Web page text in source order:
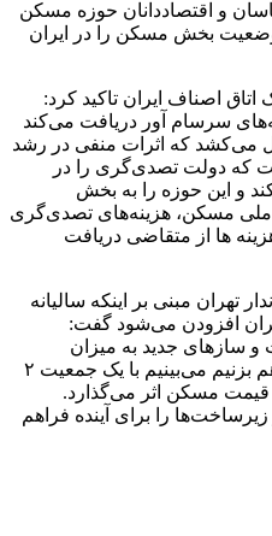
و اقتصاددانان حوزه مسکن
وضعیت بخش مسکن را در ایران
اصناف ایران تاکید کرد:
سرسام آور دریافت می‌کند
می‌کشد که اثرات منفی در رشد
که دولت تصدی‌گری را در
و این حوزه را به بخش
مسکن، هزینه‌های تصدی‌گری
ها از متقاضی دریافت
تهران مبنی بر اینکه سالیانه
تهران افزودن می‌شود گفت:
سازهای جدید به میزان
افزایش جمعیت نیست. چشم به هم بزنیم می‌بینیم با یک جمعیت ۲
قیمت مسکن اثر می‌گذارد.
زیرساخت‌ها را برای آینده فراهم